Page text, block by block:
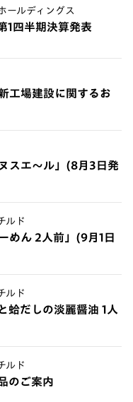
ールディングス
1四半期決算発表
工場建設に関するお
スエ～ル」(8月3日発
ルド
めん 2人前」(9月1日
ルド
蛤だしの淡麗醤油 1人
ルド
のご案内